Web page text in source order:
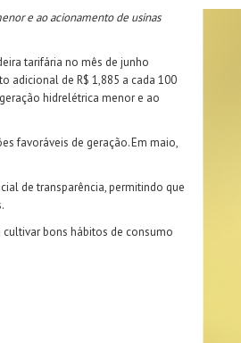
e ao acionamento de usinas
tarifária no mês de junho
adicional de R$ 1,885 a cada 100
hidrelétrica menor e ao
favoráveis de geração. Em maio,
de transparência, permitindo que
bons hábitos de consumo